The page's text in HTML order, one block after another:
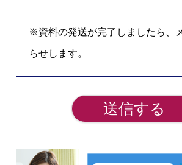
※資料の発送が完了しましたら、
らせします。